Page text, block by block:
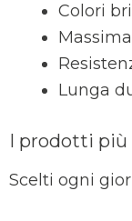
Colori
Lunga
I prodotti
Scelti ogni